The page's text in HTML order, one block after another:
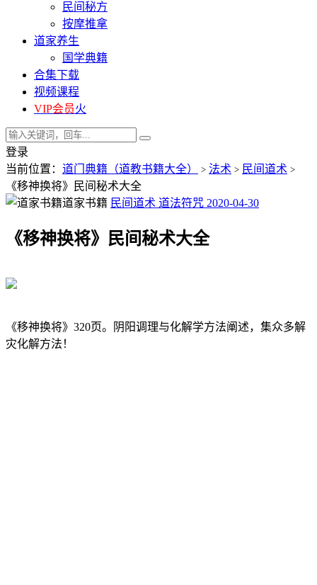
民间秘方
按摩推拿
道家养生
国学典籍
合集下载
视频课程
VIP会员火
登录
当前位置： 道门典籍（道教书籍大全） > 法术 > 民间道术 >
《移神换将》民间秘术大全
道家书籍 民间道术 道法符咒 2020-04-30
《移神换将》民间秘术大全
《移神换将》320页。阴阳调理与化解学方法阐述，集众多解
灾化解方法！